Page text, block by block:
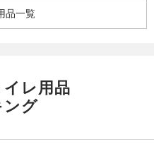
品一覧
レ用品
ング